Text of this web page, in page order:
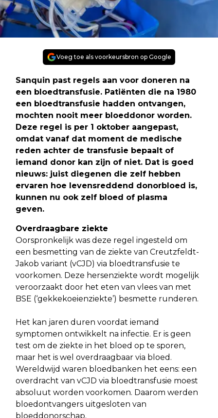
Voeg toe als voorkeursbron op Google
Sanquin past regels aan voor doneren na
een bloedtransfusie. Patiënten die na 1980
een bloedtransfusie hadden ontvangen,
mochten nooit meer bloeddonor worden.
Deze regel is per 1 oktober aangepast,
omdat vanaf dat moment de medische
reden achter de transfusie bepaalt of
iemand donor kan zijn of niet. Dat is goed
nieuws: juist diegenen die zelf hebben
ervaren hoe levensreddend donorbloed is,
kunnen nu ook zelf bloed of plasma
geven.
Overdraagbare ziekte
Oorspronkelijk was deze regel ingesteld om
een besmetting van de ziekte van Creutzfeldt-
Jakob variant (vCJD) via bloedtransfusie te
voorkomen. Deze hersenziekte wordt mogelijk
veroorzaakt door het eten van vlees van met
BSE (‘gekkekoeienziekte’) besmette runderen.
Het kan jaren duren voordat iemand
symptomen ontwikkelt na infectie. Er is geen
test om de ziekte in het bloed op te sporen,
maar het is wel overdraagbaar via bloed.
Wereldwijd waren bloedbanken het eens: een
overdracht van vCJD via bloedtransfusie moest
absoluut worden voorkomen. Daarom werden
bloedontvangers uitgesloten van
bloeddonorschap.